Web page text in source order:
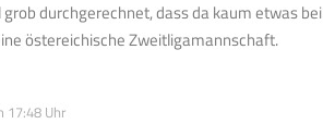
durchgerechnet, dass da kaum etwas bei
östereichische Zweitligamannschaft.
17:48 Uhr